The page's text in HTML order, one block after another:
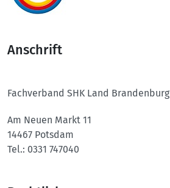
Anschrift
Fachverband SHK Land Brandenburg
Am Neuen Markt 11
14467 Potsdam
Tel.: 0331 747040